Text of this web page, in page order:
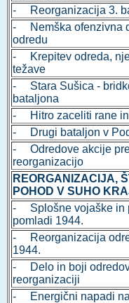
- Reorganizacija 3.
- Nemška ofenzivna
odredu
- Krepitev odreda,
težave
- Stara Sušica -
bataljona
- Hitro zaceliti rane in
- Drugi bataljon v
- Odredove akcije
reorganizacijo
REORGANIZACIJA,
POHOD V SUHO
- Splošne vojaške in
pomladi 1944.
- Reorganizacija
1944.
- Delo in boji
reorganizaciji
- Energični napadi na